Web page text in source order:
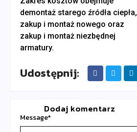
demontaż starego źródła ciepła,
zakup i montaż nowego oraz
zakup i montaż niezbędnej
armatury.
Udostępnij:
Dodaj komentarz
Message*